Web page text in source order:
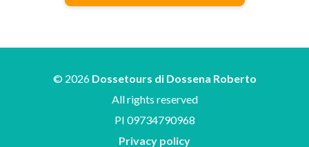
© 2026 Dossetours di Dossena Roberto
All rights reserved
PI 09734790968
Privacy policy